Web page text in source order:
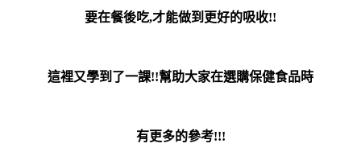
要在餐後吃,才能做到更好的吸收!!
這裡又學到了一課!!幫助大家在選購保健食品時
有更多的參考!!!